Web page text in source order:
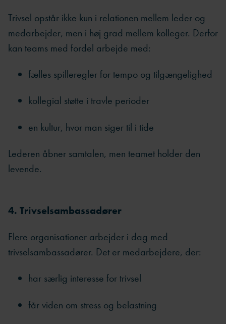
Trivsel opstår ikke kun i relationen mellem leder og
medarbejder, men i høj grad mellem kolleger. Derfor
kan teams med fordel arbejde med:
fælles spilleregler for tempo og tilgængelighed
kollegial støtte i travle perioder
en kultur, hvor man siger til i tide
Lederen åbner samtalen, men teamet holder den
levende.
4. Trivselsambassadører
Flere organisationer arbejder i dag med
trivselsambassadører. Det er medarbejdere, der:
har særlig interesse for trivsel
får viden om stress og belastning